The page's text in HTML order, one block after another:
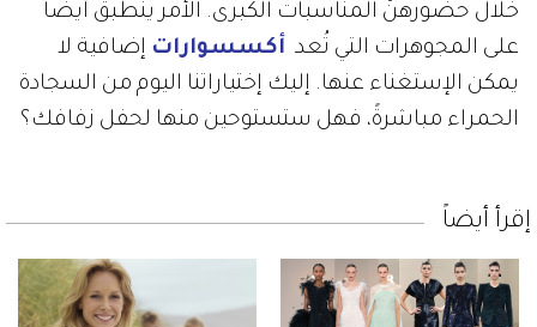
خلال حضورهنّ المناسبات الكبرى. الأمر ينطبق أيضاً
على المجوهرات التي تُعد أكسسوارات إضافية لا
يمكن الإستغناء عنها. إليك إختياراتنا اليوم من السجادة
الحمراء مباشرةً، فهل ستستوحين منها لحفل زفافك؟
إقرأ أيضاً